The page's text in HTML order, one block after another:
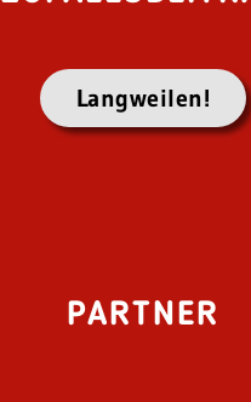
Langweilen!
PARTNER